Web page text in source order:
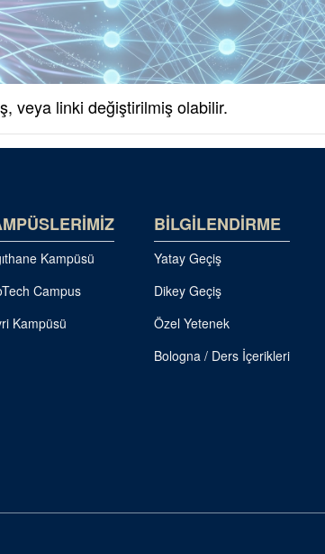
veya linki değiştirilmiş olabilir.
Kampüsü
Campus
Kampüsü
BİLGİLENDİRME
Yatay Geçiş
Dikey Geçiş
Özel Yetenek
Bologna / Ders İçerikleri